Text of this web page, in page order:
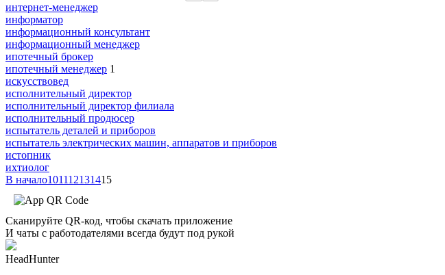
интернет-менеджер
информатор
информационный консультант
информационный менеджер
ипотечный брокер
ипотечный менеджер 1
искусствовед
исполнительный директор
исполнительный директор филиала
исполнительный продюсер
испытатель деталей и приборов
испытатель электрических машин, аппаратов и приборов
истопник
ихтиолог
В начало101112131415
Сканируйте QR-код, чтобы скачать приложение
И чаты с работодателями всегда будут под рукой
HeadHunter